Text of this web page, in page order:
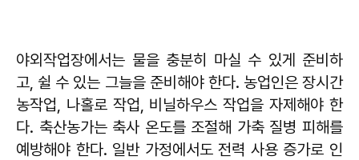
야외작업장에서는 물을 충분히 마실 수 있게 준비하
고, 쉴 수 있는 그늘을 준비해야 한다. 농업인은 장시간
농작업, 나홀로 작업, 비닐하우스 작업을 자제해야 한
다. 축산농가는 축사 온도를 조절해 가축 질병 피해를
예방해야 한다. 일반 가정에서도 전력 사용 증가로 인